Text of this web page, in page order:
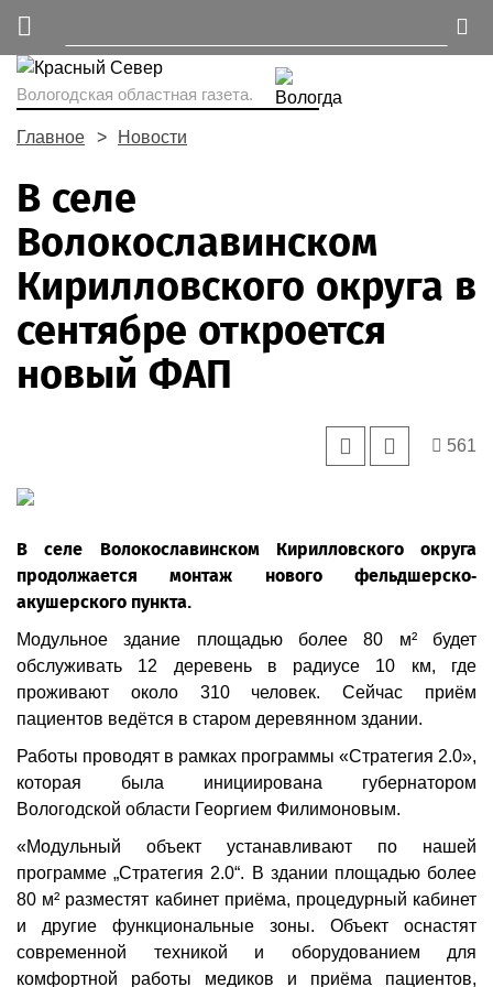
Вологодская областная газета.
Главное Новости
В селе
Волокославинском
Кирилловского округа в
сентябре откроется
новый ФАП
561
В селе Волокославинском Кирилловского округа
продолжается монтаж нового фельдшерско-
акушерского пункта.
Модульное здание площадью более 80 м² будет
обслуживать 12 деревень в радиусе 10 км, где
проживают около 310 человек. Сейчас приём
пациентов ведётся в старом деревянном здании.
Работы проводят в рамках программы «Стратегия 2.0»,
которая была инициирована губернатором
Вологодской области Георгием Филимоновым.
«Модульный объект устанавливают по нашей
программе „Стратегия 2.0“. В здании площадью более
80 м² разместят кабинет приёма, процедурный кабинет
и другие функциональные зоны. Объект оснастят
современной техникой и оборудованием для
комфортной работы медиков и приёма пациентов,